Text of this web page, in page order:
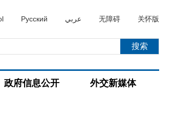
Русский عربي 无障碍 关怀版
政府信息公开 外交新媒体